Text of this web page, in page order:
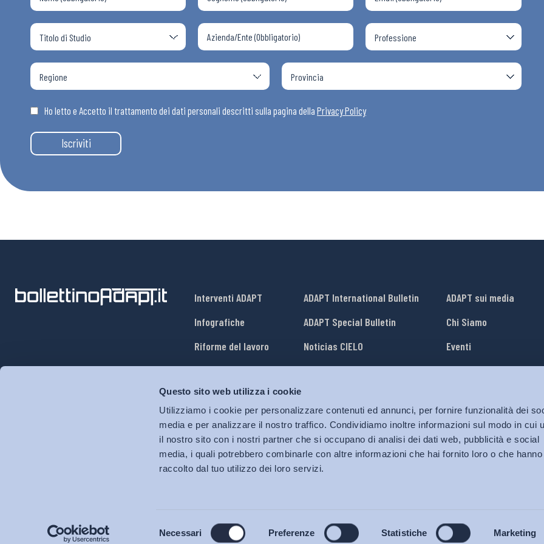
Questo sito web utilizza i cookie
Utilizziamo i cookie per personalizzare contenuti ed annunci, per fornire funzionalità dei
media e per analizzare il nostro traffico. Condividiamo inoltre informazioni sul modo in cui
il nostro sito con i nostri partner che si occupano di analisi dei dati web, pubblicità e social
media, i quali potrebbero combinarle con altre informazioni che hai fornito loro o che hanno
raccolto dal tuo utilizzo dei loro servizi.
Necessari Preferenze Statistiche Marketing
Ho letto e Accetto il trattamento dei dati personali descritti sulla pagina della Privacy Policy
Iscriviti
Interventi ADAPT
Infografiche
Riforme del lavoro
Mercato del lavoro
Relazioni industriali
Salute e sicurezza
Welfare
ADAPT International Bulletin
ADAPT Special Bulletin
Noticias CIELO
ADAPT sui media
Chi Siamo
Eventi
Lavora con Noi
© 2026 Bollettino Adapt. Privacy policy